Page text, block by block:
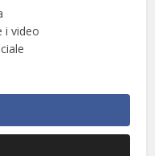
i video